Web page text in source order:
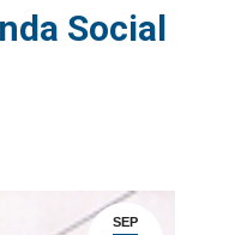
Social
SEP